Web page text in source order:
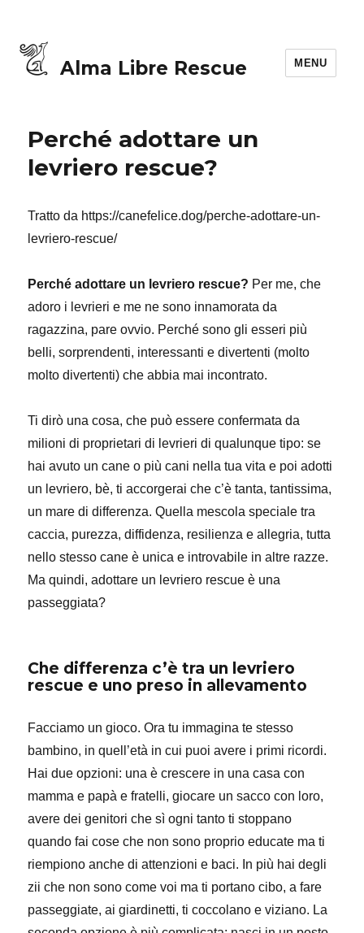
Alma Libre Rescue MENU
Perché adottare un
levriero rescue?
Tratto da https://canefelice.dog/perche-adottare-un-
levriero-rescue/
Perché adottare un levriero rescue? Per me, che
adoro i levrieri e me ne sono innamorata da
ragazzina, pare ovvio. Perché sono gli esseri più
belli, sorprendenti, interessanti e divertenti (molto
molto divertenti) che abbia mai incontrato.
Ti dirò una cosa, che può essere confermata da
milioni di proprietari di levrieri di qualunque tipo: se
hai avuto un cane o più cani nella tua vita e poi adotti
un levriero, bè, ti accorgerai che c’è tanta, tantissima,
un mare di differenza. Quella mescola speciale tra
caccia, purezza, diffidenza, resilienza e allegria, tutta
nello stesso cane è unica e introvabile in altre razze.
Ma quindi, adottare un levriero rescue è una
passeggiata?
Che differenza c’è tra un levriero
rescue e uno preso in allevamento
Facciamo un gioco. Ora tu immagina te stesso
bambino, in quell’età in cui puoi avere i primi ricordi.
Hai due opzioni: una è crescere in una casa con
mamma e papà e fratelli, giocare un sacco con loro,
avere dei genitori che sì ogni tanto ti stoppano
quando fai cose che non sono proprio educate ma ti
riempiono anche di attenzioni e baci. In più hai degli
zii che non sono come voi ma ti portano cibo, a fare
passeggiate, ai giardinetti, ti coccolano e viziano. La